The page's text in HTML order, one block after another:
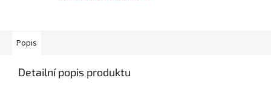
Popis
Detailní popis produktu